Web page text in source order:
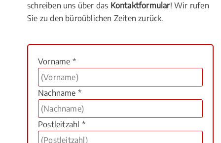
schreiben uns über das Kontaktformular! Wir rufen
Sie zu den büroüblichen Zeiten zurück.
Vorname *
Nachname *
Postleitzahl *